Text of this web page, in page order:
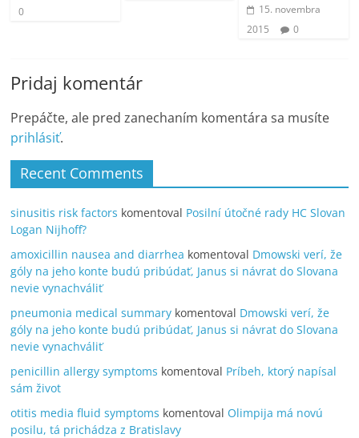
0
15. novembra
2015
0
Pridaj komentár
Prepáčte, ale pred zanechaním komentára sa musíte
prihlásiť.
Recent Comments
sinusitis risk factors komentoval Posilní útočné rady HC Slovan
Logan Nijhoff?
amoxicillin nausea and diarrhea komentoval Dmowski verí, že
góly na jeho konte budú pribúdať, Janus si návrat do Slovana
nevie vynachváliť
pneumonia medical summary komentoval Dmowski verí, že
góly na jeho konte budú pribúdať, Janus si návrat do Slovana
nevie vynachváliť
penicillin allergy symptoms komentoval Príbeh, ktorý napísal
sám život
otitis media fluid symptoms komentoval Olimpija má novú
posilu, tá prichádza z Bratislavy